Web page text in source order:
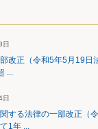
日
部改正（令和5年5月19
...
日
する法律の一部改正（
1年 ...